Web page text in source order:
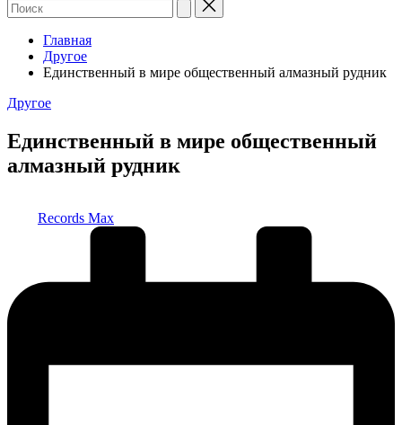
Главная
Другое
Единственный в мире общественный алмазный рудник
Опубликовано
Другое
Единственный в мире общественный
алмазный рудник
Records Max